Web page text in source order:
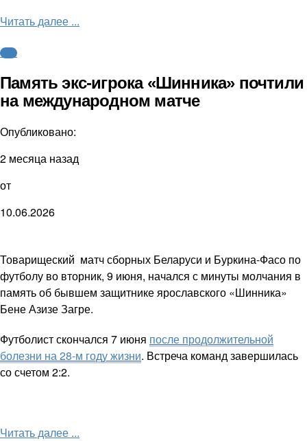
Читать далее ...
ФНЛ
Память экс-игрока «Шинника» почтили
на международном матче
Опубликовано:
2 месяца назад
от
10.06.2026
Товарищеский матч сборных Беларуси и Буркина-Фасо по
футболу во вторник, 9 июня, начался с минуты молчания в
память об бывшем защитнике ярославского «Шинника»
Бене Азизе Загре.
Футболист скончался 7 июня после продолжительной
болезни на 28-м году жизни. Встреча команд завершилась
со счетом 2:2.
Читать далее ...